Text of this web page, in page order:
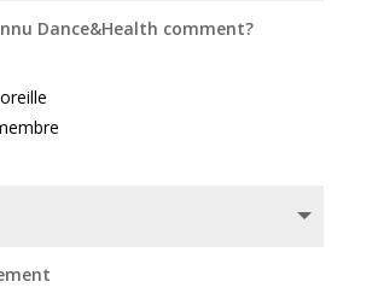
Dance&Health comment?